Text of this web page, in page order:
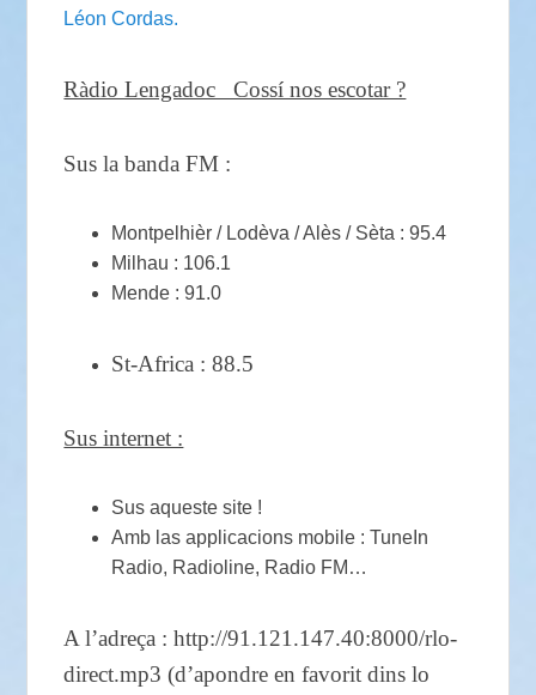
Léon Cordas.
Ràdio Lengadoc Cossí nos escotar ?
Sus la banda FM :
Montpelhièr / Lodèva / Alès / Sèta : 95.4
Milhau : 106.1
Mende : 91.0
St-Africa : 88.5
Sus internet :
Sus aqueste site !
Amb las applicacions mobile : TuneIn
Radio, Radioline, Radio FM…
A l’adreça : http://91.121.147.40:8000/rlo-
direct.mp3 (d’apondre en favorit dins lo